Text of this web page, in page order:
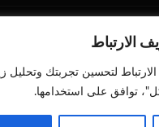
الارتباط
لتحسين تجربتك وتحليل
توافق على استخدامها.